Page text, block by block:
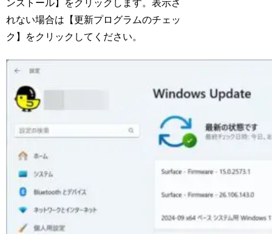
ンストール】をクリックします。表示さ
れない場合は【更新プログラムのチェッ
ク】をクリックしてください。